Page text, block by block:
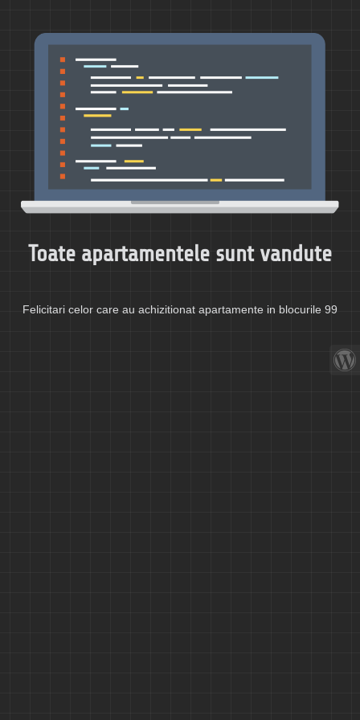
Toate apartamentele sunt vandute
Felicitari celor care au achizitionat apartamente in blocurile 99